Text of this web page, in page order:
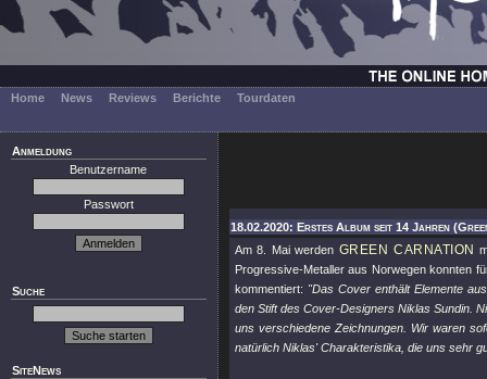
Home News Reviews Berichte Tourdaten
Anmeldung
Benutzername
Passwort
Suche
SiteNews
18.02.2020: Erstes Album seit 14 Jahren
Am 8. Mai werden GREEN CARNATION
Progressive-Metaller aus Norwegen konnten
kommentiert: "Das Cover enthält Elemente
den Stift des Cover-Designers Niklas Sundin.
uns verschiedene Zeichnungen. Wir waren
natürlich Niklas' Charakteristika, die uns sehr